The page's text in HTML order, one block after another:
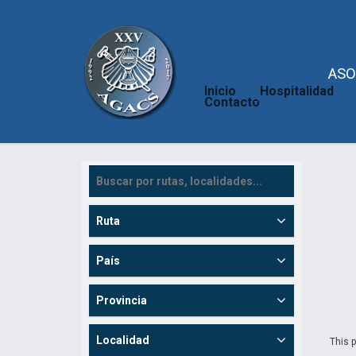
Inicio Hospitalidad
Contacto
This
Ruta
País
Provincia
Localidad